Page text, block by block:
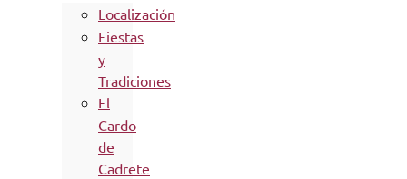
Localización
Fiestas
y
Tradiciones
El
Cardo
de
Cadrete